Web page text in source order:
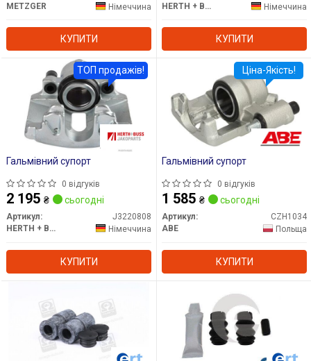
METZGER
Німеччина
КУПИТИ
HERTH + BUSS
Німеччина
КУПИТИ
Гальмівний супорт
0 відгуків
2 195 ₴ сьогодні
Артикул:
J3220808
HERTH + BUSS
Німеччина
КУПИТИ
ТОП продажів!
Гальмівний супорт
0 відгуків
1 585 ₴ сьогодні
Артикул:
CZH1034
ABE
Польща
КУПИТИ
Ціна-Якість!